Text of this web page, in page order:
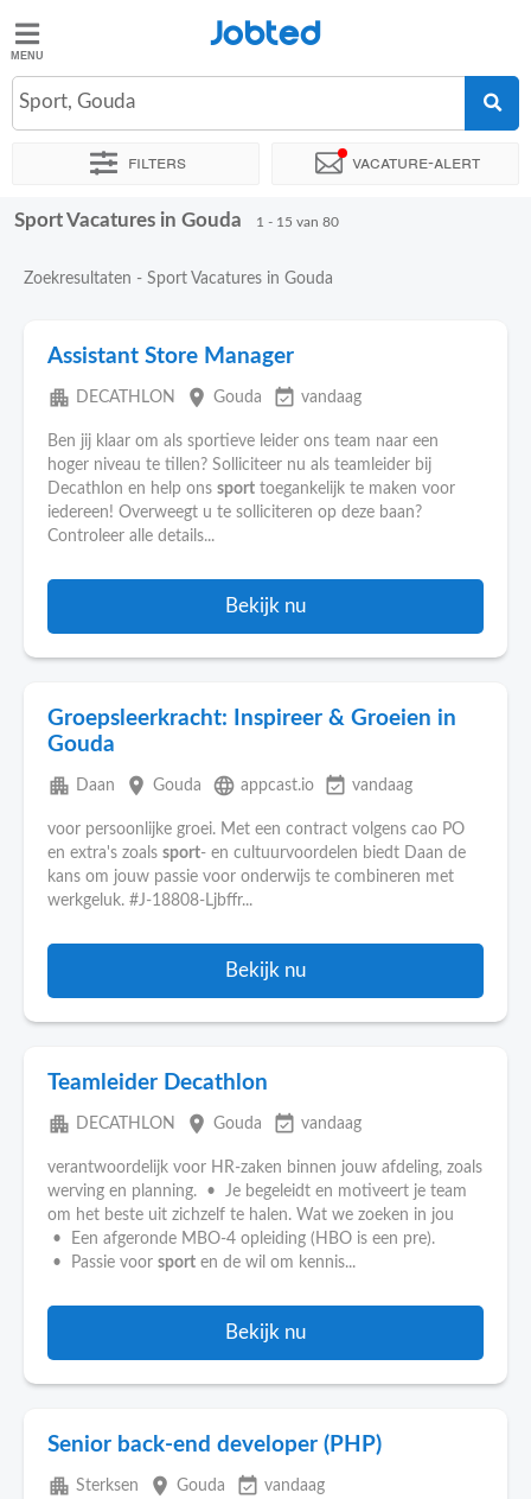
Jobted
Vacatures
Salarissen
Jobted
Sport, Gouda
Filters Vacature-alert
Sorteer op Exacte locatie Bedrijf
Sport Vacatures in Gouda 1 - 15 van 80
Zoekresultaten - Sport Vacatures in Gouda
Assistant Store Manager
apartment DECATHLON place Gouda event_available vandaag
Ben jij klaar om als sportieve leider ons team naar een
hoger niveau te tillen? Solliciteer nu als teamleider bij
Decathlon en help ons sport toegankelijk te maken voor
iedereen! Overweegt u te solliciteren op deze baan?
Controleer alle details...
Bekijk nu
Groepsleerkracht: Inspireer & Groeien in
Gouda
apartment Daan place Gouda language appcast.io event_available vandaag
voor persoonlijke groei. Met een contract volgens cao PO
en extra's zoals sport- en cultuurvoordelen biedt Daan de
kans om jouw passie voor onderwijs te combineren met
werkgeluk. #J-18808-Ljbffr...
Bekijk nu
Teamleider Decathlon
apartment DECATHLON place Gouda event_available vandaag
verantwoordelijk voor HR-zaken binnen jouw afdeling, zoals
werving en planning. • Je begeleidt en motiveert je team
om het beste uit zichzelf te halen. Wat we zoeken in jou
• Een afgeronde MBO-4 opleiding (HBO is een pre).
• Passie voor sport en de wil om kennis...
Bekijk nu
Senior back-end developer (PHP)
apartment Sterksen place Gouda event_available vandaag